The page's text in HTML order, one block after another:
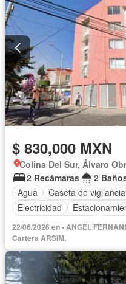
$ 830,000 MXN
Colina Del Sur, Álvaro
2 Recámaras
2
Agua
Caseta de vigilancia
Electricidad
Televisión por cable
Vista
Zonas verdes
22/06/2026 en - ANGEL
Cartera ARSIM.